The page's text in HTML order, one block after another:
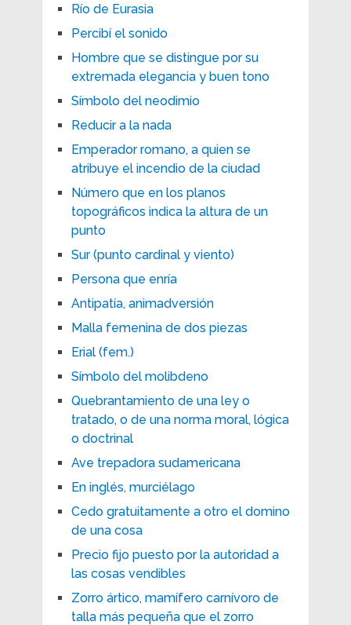
Río de Eurasia
Percibí el sonido
Hombre que se distingue por su
extremada elegancia y buen tono
Símbolo del neodimio
Reducir a la nada
Emperador romano, a quien se
atribuye el incendio de la ciudad
Número que en los planos
topográficos indica la altura de un
punto
Sur (punto cardinal y viento)
Persona que enría
Antipatía, animadversión
Malla femenina de dos piezas
Erial (fem.)
Símbolo del molibdeno
Quebrantamiento de una ley o
tratado, o de una norma moral, lógica
o doctrinal
Ave trepadora sudamericana
En inglés, murciélago
Cedo gratuitamente a otro el domino
de una cosa
Precio fijo puesto por la autoridad a
las cosas vendibles
Zorro ártico, mamífero carnívoro de
talla más pequeña que el zorro